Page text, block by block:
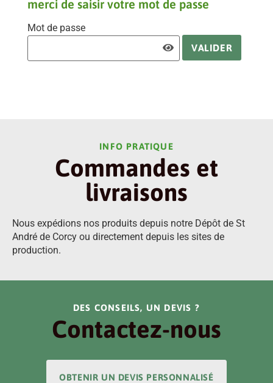
merci de saisir votre mot de passe
Mot de passe
INFO PRATIQUE
Commandes et
livraisons
Nous expédions nos produits depuis notre Dépôt de St
André de Corcy ou directement depuis les sites de
production.
DES CONSEILS, UN DEVIS ?
Contactez-nous
OBTENIR UN DEVIS PERSONNALISÉ